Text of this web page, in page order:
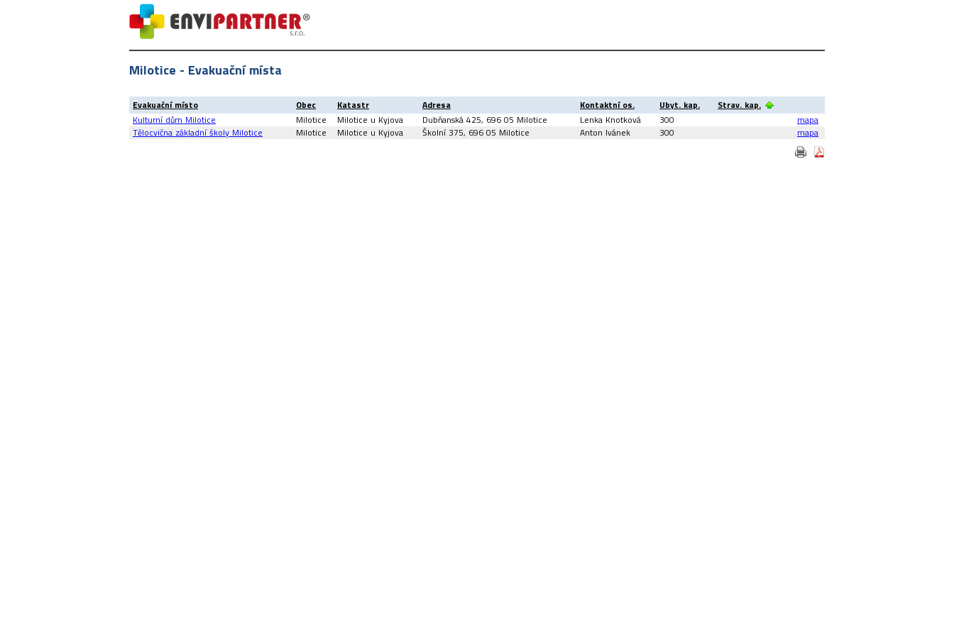
Milotice - Evakuační místa
Evakuační místo Obec Katastr Adresa Kontaktní os. Ubyt. kap.
Strav. kap.
Kulturní dům Milotice
Milotice Milotice u Kyjova Dubňanská 425, 696 05 Milotice Lenka Knotková 300
mapa
Tělocvična základní školy Milotice
Milotice Milotice u Kyjova Školní 375, 696 05 Milotice Anton Ivánek 300 mapa